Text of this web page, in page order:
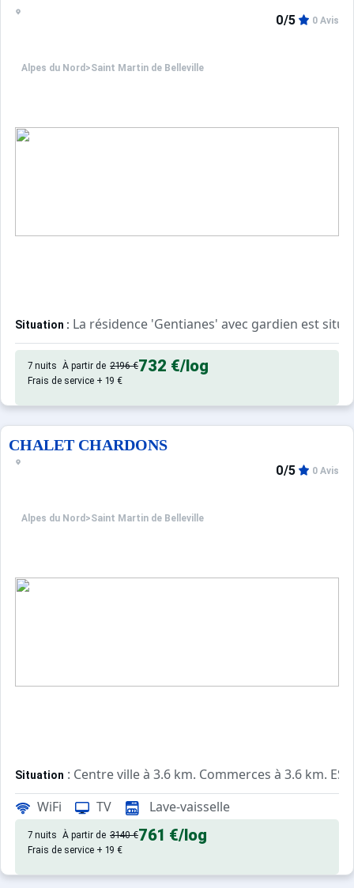
Alpes du Nord >Saint Martin de Belleville
0/5 0 Avis
Situation : La résidence 'Gentianes' avec gardien est
Résidence au pied des pistes et à proximité des
Parking découvert et gratuit à proximité
7 nuits À partir de 2196 €732 €/log
Frais de service + 19 €
CHALET CHARDONS
Alpes du Nord >Saint Martin de Belleville
0/5 0 Avis
Situation : Centre ville à 3.6 km. Commerces à 3.6 km.
Appartement de particulier : Appartements confortables et
WiFi TV Lave-vaisselle
7 nuits À partir de 3140 €761 €/log
Frais de service + 19 €